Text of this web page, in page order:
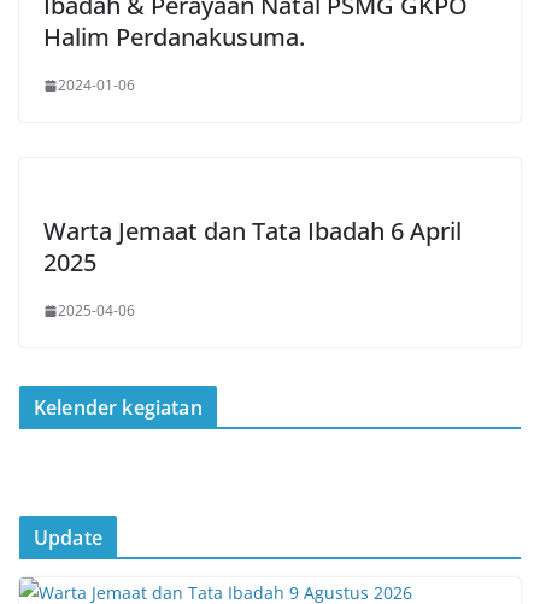
Halim Perdanakusuma.
2024-01-06
Warta Jemaat dan Tata Ibadah 6 April
2025
2025-04-06
Kelender kegiatan
Update